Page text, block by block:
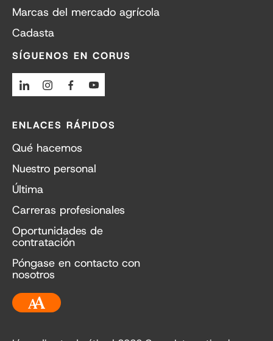
Marcas del mercado agrícola
Cadasta
SÍGUENOS EN CORUS
LinkedinInstagramFacebook
ENLACES RÁPIDOS
Qué hacemos
Nuestro personal
Última
Carreras profesionales
Oportunidades de
contratación
Póngase en contacto con
nosotros